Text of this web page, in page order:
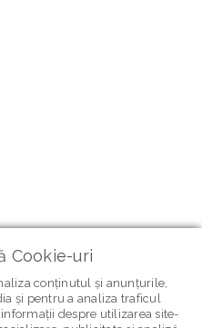
Cookie-uri
conținutul și anunțurile,
și pentru a analiza traficul
despre utilizarea site-